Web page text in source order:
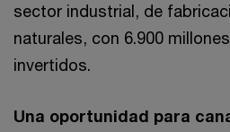
sector industrial, de
naturales, con 6.900
invertidos.
Una oportunidad para